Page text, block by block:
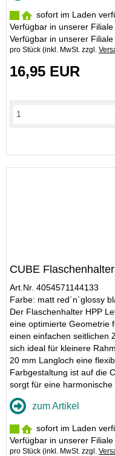
sofort im Laden
Verfügbar in unserer Filiale
Verfügbar in unserer Filiale
pro Stück (inkl. MwSt. zzgl.
16,95 EUR
CUBE
Art.Nr. 4054571144133
Farbe: matt red´n´glossy
Der Flaschenhalter HPP
eine optimierte Geometrie
einen einfachen seitlichen
sich ideal für kleinere
20 mm Langloch eine
Farbgestaltung ist auf die
sorgt für eine harmonische
zum Artikel
sofort im Laden
Verfügbar in unserer Filiale
pro Stück (inkl. MwSt. zzgl.